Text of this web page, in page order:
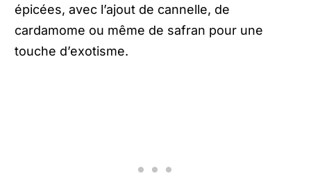
épicées, avec l’ajout de cannelle, de
cardamome ou même de safran pour une
touche d’exotisme.